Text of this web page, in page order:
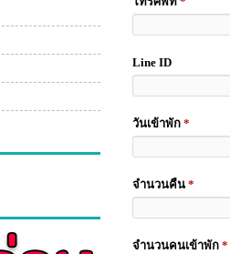
Line ID
วันเข้าพัก *
จำนวนคืน *
จำนวนคนเข้าพัก *